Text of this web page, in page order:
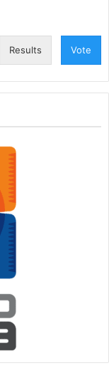
Results Vote